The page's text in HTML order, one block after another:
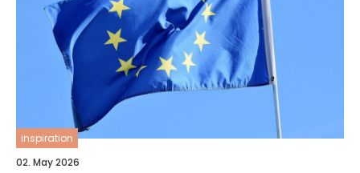
inspiration
02. May 2026